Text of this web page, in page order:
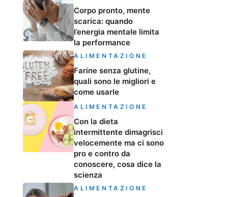
Corpo pronto, mente
scarica: quando
l’energia mentale limita
la performance
ALIMENTAZIONE
Farine senza glutine,
quali sono le migliori e
come usarle
ALIMENTAZIONE
Con la dieta
intermittente dimagrisci
velocemente ma ci sono
pro e contro da
conoscere, cosa dice la
scienza
ALIMENTAZIONE